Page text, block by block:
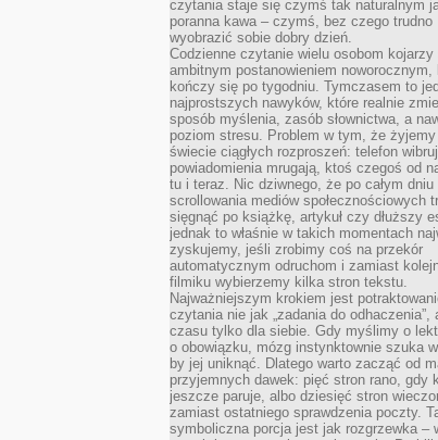
czytania staje się czymś tak naturalnym
poranna kawa – czymś, bez czego trudno
wyobrazić sobie dobry dzień.
Codzienne czytanie wielu osobom kojarzy
ambitnym postanowieniem noworocznym,
kończy się po tygodniu. Tymczasem to
najprostszych nawyków, które realnie
sposób myślenia, zasób słownictwa, a
poziom stresu. Problem w tym, że
świecie ciągłych rozproszeń: telefon
powiadomienia mrugają, ktoś czegoś od
tu i teraz. Nic dziwnego, że po całym dniu
scrollowania mediów społecznościowych
sięgnąć po książkę, artykuł czy dłuższy
jednak to właśnie w takich momentach
zyskujemy, jeśli zrobimy coś na przekór
automatycznym odruchom i zamiast
filmiku wybierzemy kilka stron tekstu.
Najważniejszym krokiem jest
czytania nie jak „zadania do odhaczenia”,
czasu tylko dla siebie. Gdy myślimy o
o obowiązku, mózg instynktownie szuka
by jej uniknąć. Dlatego warto zacząć od
przyjemnych dawek: pięć stron rano, gdy
jeszcze paruje, albo dziesięć stron
zamiast ostatniego sprawdzenia poczty.
symboliczna porcja jest jak rozgrzewka –